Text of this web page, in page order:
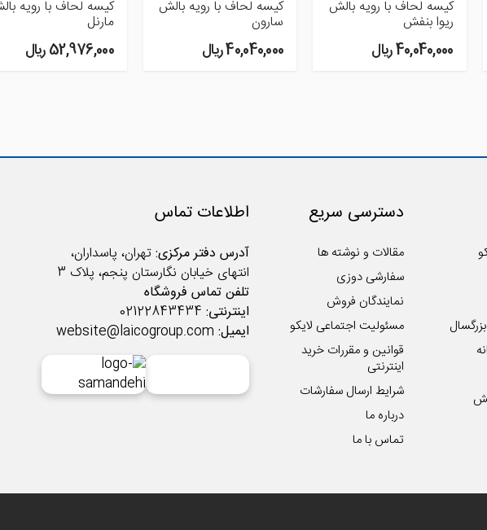
کیسه لحاف با رویه بالش
ریوا بنفش
40,040,000 ريال
کیسه لحاف با رویه بالش
سارون
40,040,000 ريال
کیسه لحاف با رویه
مارنل
52,976,000 ريال
دسترسی سریع
مقالات و نوشته ها
سفارشی دوزی
نمایندگان فروش
مسئولیت اجتماعی لایکو
قوانین و مقررات خرید
اینترنتی
شرایط ارسال سفارشات
درباره ما
تماس با ما
اطلاعات تماس
آدرس دفتر مرکزی:تهران، پاسداران،
انتهای خیابان نگارستان پنجم، پلاک 3
تلفن تماس فروشگاه
اینترنتی:
ایمیل: website@laicogroup.com